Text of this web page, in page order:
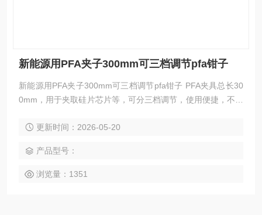
新能源用PFA夹子300mm可三档调节pfa钳子
新能源用PFA夹子300mm可三档调节pfa钳子 PFA夹具总长30
0mm，用于夹取硅片芯片等，可分三档调节，使用便捷，不易
更新时间：2026-05-20
产品型号：
浏览量：1351